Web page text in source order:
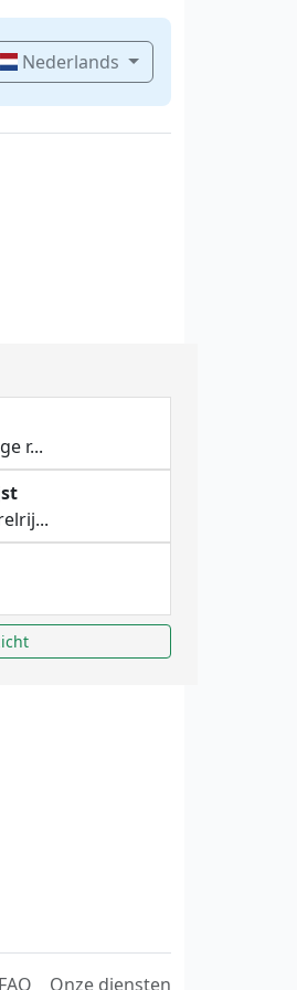
Nederlands
r...
FAQ Onze diensten